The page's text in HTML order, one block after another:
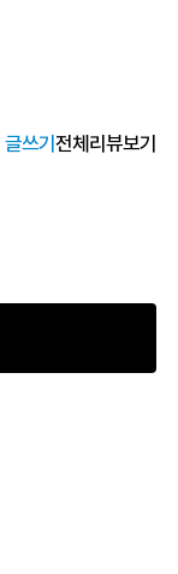
글쓰기전체리뷰보기